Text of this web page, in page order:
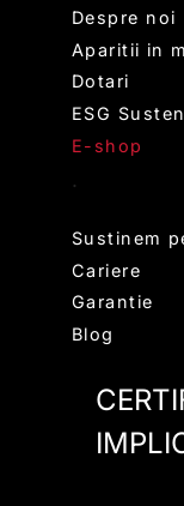
Despre noi
Aparitii in
Dotari
ESG
E-shop
.
Sustinem
Cariere
Garantie
Blog